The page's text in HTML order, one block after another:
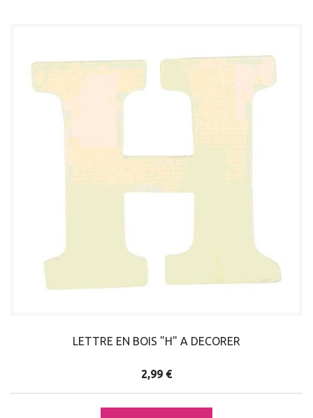
LETTRE EN BOIS "H" A DECORER
2,99 €